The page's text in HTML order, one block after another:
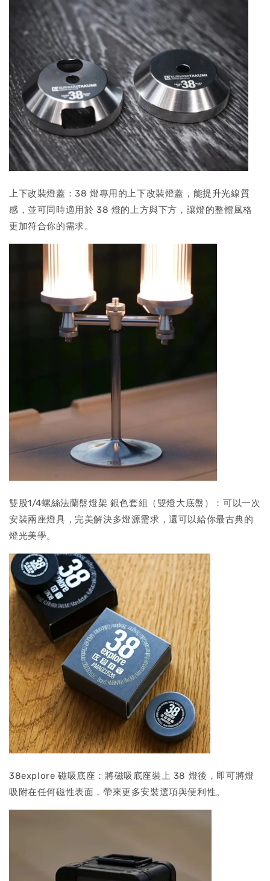
上下改裝燈蓋：38 燈專用的上下改裝燈蓋，能提升光線質
感，並可同時適用於 38 燈的上方與下方，讓燈的整體風格
更加符合你的需求。
雙股1/4螺絲法蘭盤燈架 銀色套組（雙燈大底盤）：可以一次
安裝兩座燈具，完美解決多燈源需求，還可以給你最古典的
燈光美學。
38explore 磁吸底座：將磁吸底座裝上 38 燈後，即可將燈
吸附在任何磁性表面，帶來更多安裝選項與便利性。